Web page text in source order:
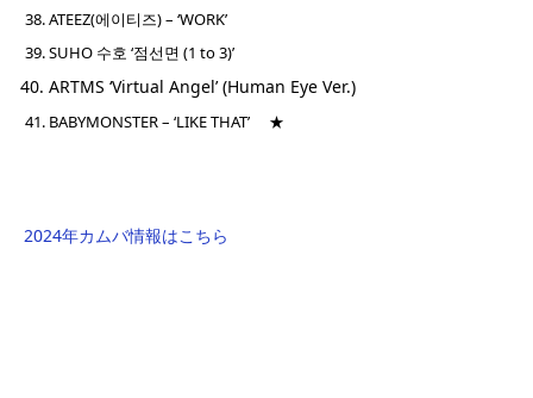
ATEEZ(에이티즈) – ‘WORK’
SUHO 수호 ‘점선면 (1 to 3)’
ARTMS ‘Virtual Angel’ (Human Eye Ver.)
BABYMONSTER – ‘LIKE THAT’ ★
2024年カムバ情報はこちら